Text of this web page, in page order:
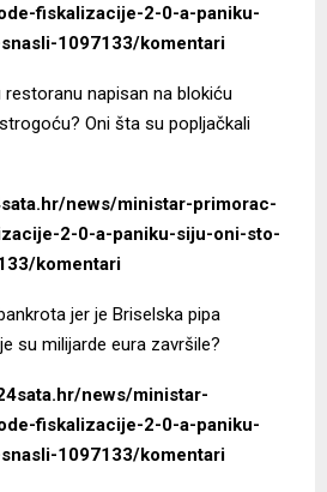
fiskalizacije-2-0-a-paniku-
1097133/komentari
restoranu napisan na blokiću
Oni šta su popljačkali
news/ministar-primorac-
2-0-a-paniku-siju-oni-sto-
komentari
jer je Briselska pipa
su milijarde eura završile?
news/ministar-
fiskalizacije-2-0-a-paniku-
1097133/komentari